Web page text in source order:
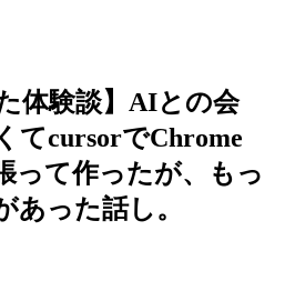
体験談】AIとの会
てcursorでChrome
って作ったが、もっ
あった話し。